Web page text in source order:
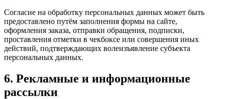
Согласие на обработку персональных данных может быть
предоставлено путём заполнения формы на сайте,
оформления заказа, отправки обращения, подписки,
проставления отметки в чекбоксе или совершения иных
действий, подтверждающих волеизъявление субъекта
персональных данных.
6. Рекламные и информационные
рассылки